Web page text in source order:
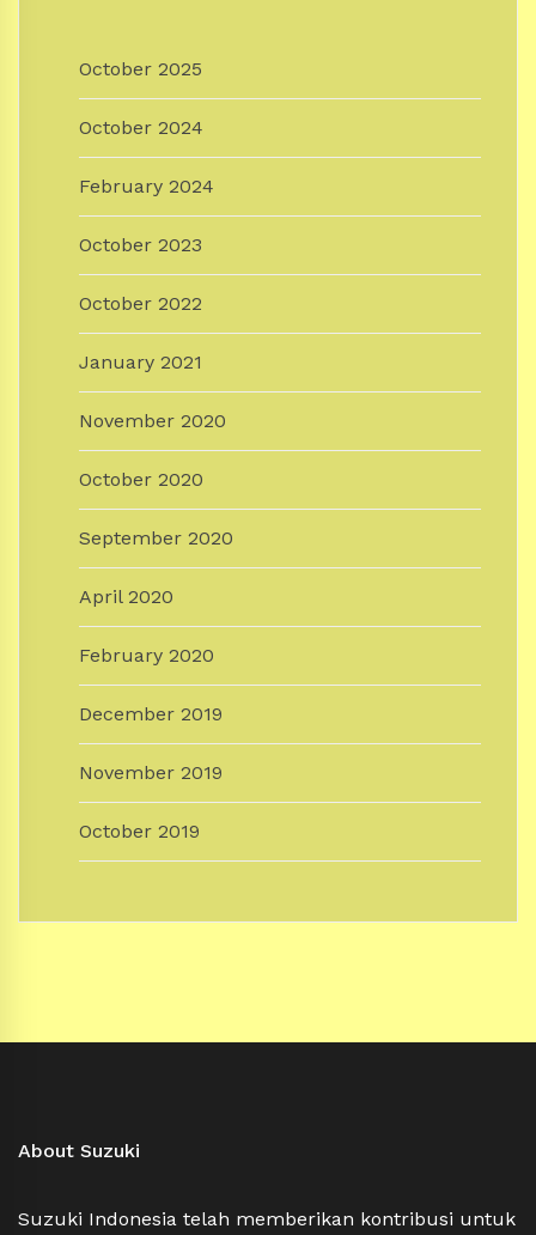
October 2025
October 2024
February 2024
October 2023
October 2022
January 2021
November 2020
October 2020
September 2020
April 2020
February 2020
December 2019
November 2019
October 2019
About Suzuki
Suzuki Indonesia telah memberikan kontribusi untuk